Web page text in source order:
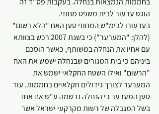
הוגש ערעור לבית משפט מחוזי.
בערעורו לבימ"ש המחוזי טען האח "הלא רשום"
(להלן: "המערער") כי בשנת 2007 רכש בצוותא
עם אחיו את הנחלה במשותף, כאשר הוסכם
ביניהם כי בית המגורים שבנחלה ישמש את האח
"הרשום" ואילו השטח החקלאי ישמש את
המערער לצורך גידולים חקלאיים בחממות. עוד
טען המערער כי הנחלה נרשמה ע"ש אח אחד
בשל המגבלה של רשות מקרקעי ישראל אשר